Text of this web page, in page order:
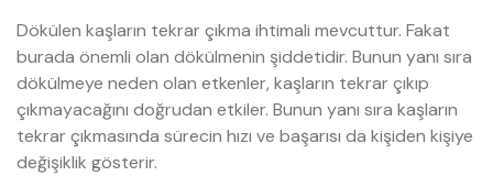
Dökülen kaşların tekrar çıkma ihtimali mevcuttur. Fakat
burada önemli olan dökülmenin şiddetidir. Bunun yanı sıra
dökülmeye neden olan etkenler, kaşların tekrar çıkıp
çıkmayacağını doğrudan etkiler. Bunun yanı sıra kaşların
tekrar çıkmasında sürecin hızı ve başarısı da kişiden kişiye
değişiklik gösterir.